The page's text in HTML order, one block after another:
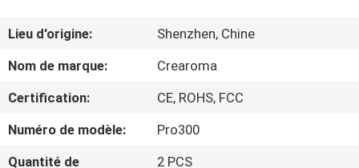
VR
SHOW
AU
SUJET
DE
Lieu d'origine:
Shenzhen, Chine
Nom de marque:
Crearoma
Certification:
CE, ROHS, FCC
Numéro de modèle:
Pro300
Quantité de
2 PCS